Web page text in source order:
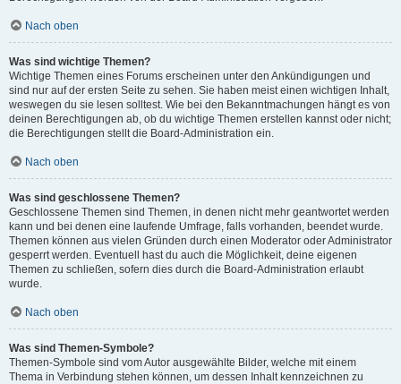
Nach oben
Was sind wichtige Themen?
Wichtige Themen eines Forums erscheinen unter den Ankündigungen und
sind nur auf der ersten Seite zu sehen. Sie haben meist einen wichtigen Inhalt,
weswegen du sie lesen solltest. Wie bei den Bekanntmachungen hängt es von
deinen Berechtigungen ab, ob du wichtige Themen erstellen kannst oder nicht;
die Berechtigungen stellt die Board-Administration ein.
Nach oben
Was sind geschlossene Themen?
Geschlossene Themen sind Themen, in denen nicht mehr geantwortet werden
kann und bei denen eine laufende Umfrage, falls vorhanden, beendet wurde.
Themen können aus vielen Gründen durch einen Moderator oder Administrator
gesperrt werden. Eventuell hast du auch die Möglichkeit, deine eigenen
Themen zu schließen, sofern dies durch die Board-Administration erlaubt
wurde.
Nach oben
Was sind Themen-Symbole?
Themen-Symbole sind vom Autor ausgewählte Bilder, welche mit einem
Thema in Verbindung stehen können, um dessen Inhalt kennzeichnen zu